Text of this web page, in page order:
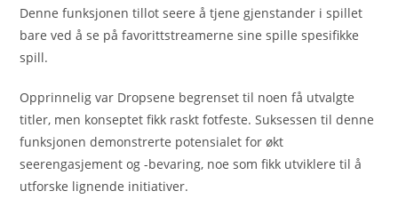
Denne funksjonen tillot seere å tjene gjenstander i spillet
bare ved å se på favorittstreamerne sine spille spesifikke
spill.
Opprinnelig var Dropsene begrenset til noen få utvalgte
titler, men konseptet fikk raskt fotfeste. Suksessen til denne
funksjonen demonstrerte potensialet for økt
seerengasjement og -bevaring, noe som fikk utviklere til å
utforske lignende initiativer.